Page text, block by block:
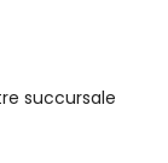
succursale